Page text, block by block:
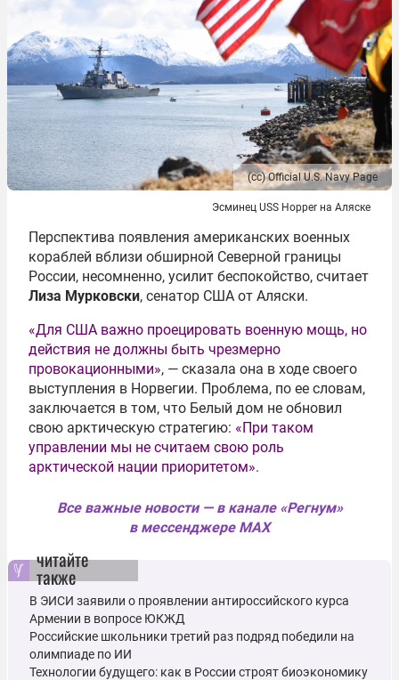
(сс) Official U.S. Navy Page
Эсминец USS Hopper на Аляске
Перспектива появления американских военных
кораблей вблизи обширной Северной границы
России, несомненно, усилит беспокойство, считает
Лиза Мурковски, сенатор США от Аляски.
«Для США важно проецировать военную мощь, но
действия не должны быть чрезмерно
провокационными», — сказала она в ходе своего
выступления в Норвегии. Проблема, по ее словам,
заключается в том, что Белый дом не обновил
свою арктическую стратегию: «При таком
управлении мы не считаем свою роль
арктической нации приоритетом».
Все важные новости — в канале «Регнум»
в мессенджере MAX
читайте
также
В ЭИСИ заявили о проявлении антироссийского курса
Армении в вопросе ЮКЖД
Российские школьники третий раз подряд победили на
олимпиаде по ИИ
Технологии будущего: как в России строят биоэкономику